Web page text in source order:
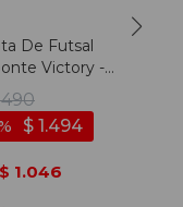
De Futsal
Victory -
negro
$ 1.494
$ 1.046